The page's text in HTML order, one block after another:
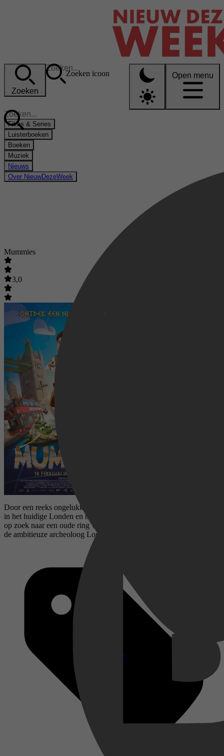
Zoeken
Zoeken icoon Open menu
Films & Series
Disney+
Luisterboeken
Boeken
Muziek
Nieuws
Over NieuwDezeWeek
Mummies
3,0
Door een reeks ongelukkige gebeurtenissen belanden drie mummies
in het huidige Londen en beginnen aan een maffe en hilarische reis
op zoek naar een oude ring van de koninklijke familie, gestolen door
de ambitieuze archeoloog Lord Carnaby.